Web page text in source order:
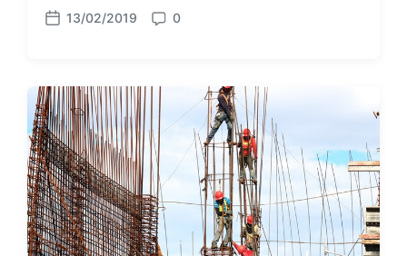
P
t
d
a
t
e
13/02/2019
C
m
e
n
t
s
0